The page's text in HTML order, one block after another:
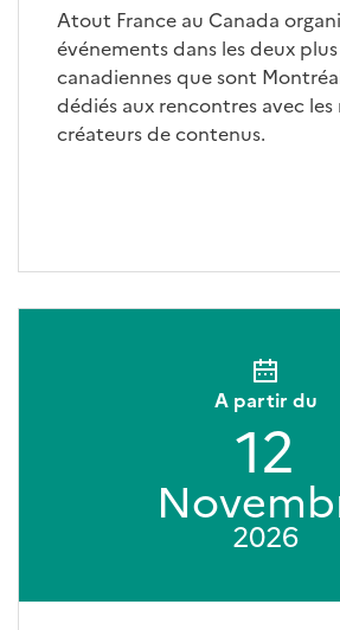
Atout France au Canada
événements dans les deux
canadiennes que sont
dédiés aux rencontres avec les
créateurs de contenus.
A partir du
12
2026